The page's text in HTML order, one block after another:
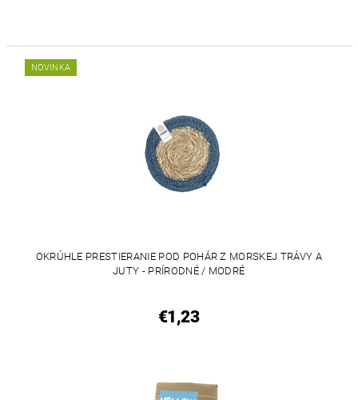
NOVINKA
OKRÚHLE PRESTIERANIE POD POHÁR Z MORSKEJ TRÁVY A
JUTY - PRÍRODNÉ / MODRÉ
€1,23